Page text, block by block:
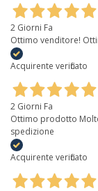
2 Giorni Fa
Ottimo venditore!
Acquirente verificato
2 Giorni Fa
Ottimo prodotto
spedizione
Acquirente verificato